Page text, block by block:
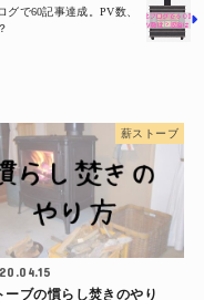
グで60記事達成。PV数、
薪ストーブ
ーブの慣らし焚きのやり